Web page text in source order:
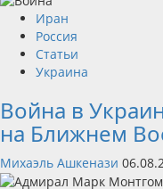
Иран
Россия
Статьи
Украина
Война в
на Ближнем
Михаэль Ашкенази